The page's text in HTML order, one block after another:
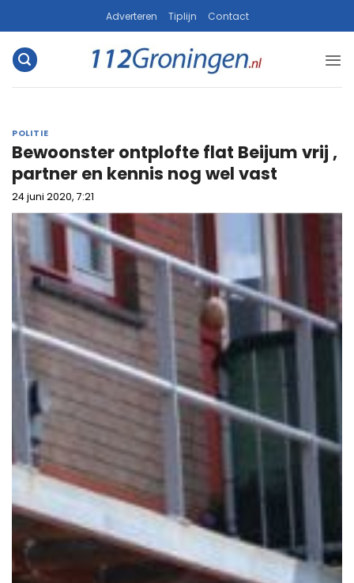
naar
inhoud
Adverteren Tiplijn Contact
POLITIE
Bewoonster ontplofte flat Beijum vrij ,
partner en kennis nog wel vast
24 juni 2020, 7:21